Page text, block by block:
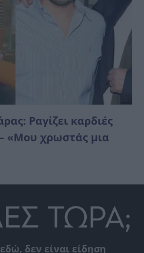
Ραγίζει καρδιές
«Μου χρωστάς μια
δεν είναι είδηση